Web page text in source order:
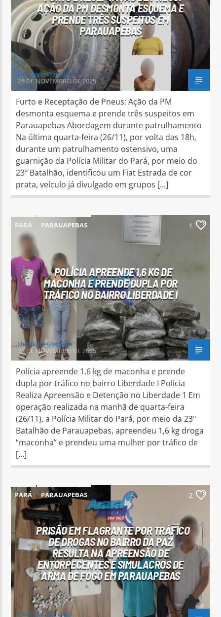
Arara Azul FM
AÇÃO DA PM DESMONTA ESQUEMA E
PRENDE TRÊS SUSPEITOS EM
PARAUAPEBAS
Henrique Gonzaga
28 DE NOVEMBRO DE 2025
Furto e Receptação de Pneus: Ação da PM
desmonta esquema e prende três suspeitos em
Parauapebas Abordagem durante patrulhamento
Na última quarta-feira (26/11), por volta das 18h,
durante um patrulhamento ostensivo, uma
guarnição da Polícia Militar do Pará, por meio do
23º Batalhão, identificou um Fiat Estrada de cor
prata, veículo já divulgado em grupos […]
PARÁ PARAUAPEBAS 1
POLÍCIA APREENDE 1,6 KG DE
MACONHA E PRENDE DUPLA POR
TRÁFICO NO BAIRRO LIBERDADE I
Henrique Gonzaga
27 DE NOVEMBRO DE 2025
Polícia apreende 1,6 kg de maconha e prende
dupla por tráfico no bairro Liberdade I Polícia
Realiza Apreensão e Detenção no Liberdade 1 Em
operação realizada na manhã de quarta-feira
(26/11), a Polícia Militar do Pará, por meio da 23º
Batalhão de Parauapebas, apreendeu 1,6 kg droga
“maconha” e prendeu uma mulher por tráfico de
[…]
PARÁ PARAUAPEBAS 2
PRISÃO EM FLAGRANTE POR TRÁFICO
DE DROGAS NO BAIRRO DA PAZ
RESULTA NA APREENSÃO DE
ENTORPECENTES E SIMULACROS DE
ARMA DE FOGO EM PARAUAPEBAS
Henrique Gonzaga